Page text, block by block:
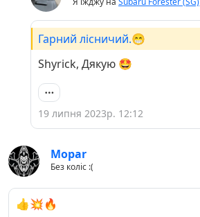
Гарний лісничий.😁
Shyrick, Дякую 🤩
19 липня 2023р. 12:12
Mopar
Без коліс :(
👍💥🔥